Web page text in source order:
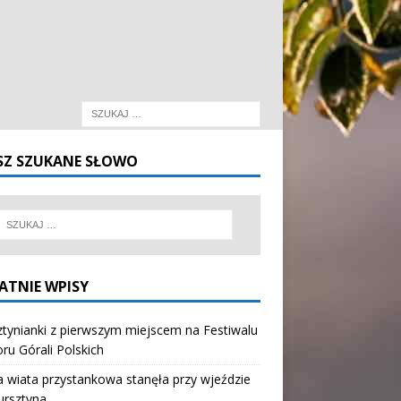
SZUKANE SŁOWO
WPISY
z pierwszym miejscem na Festiwalu
Górali Polskich
wiata przystankowa stanęła przy wjeździe